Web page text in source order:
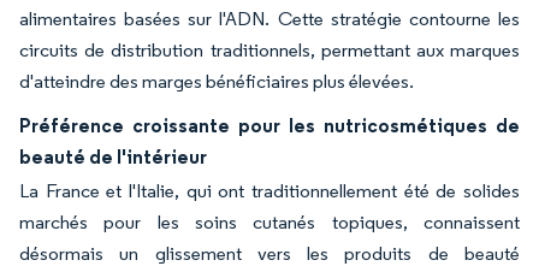
alimentaires basées sur l'ADN. Cette stratégie contourne les
circuits de distribution traditionnels, permettant aux marques
d'atteindre des marges bénéficiaires plus élevées.
Préférence croissante pour les nutricosmétiques de
beauté de l'intérieur
La France et l'Italie, qui ont traditionnellement été de solides
marchés pour les soins cutanés topiques, connaissent
désormais un glissement vers les produits de beauté